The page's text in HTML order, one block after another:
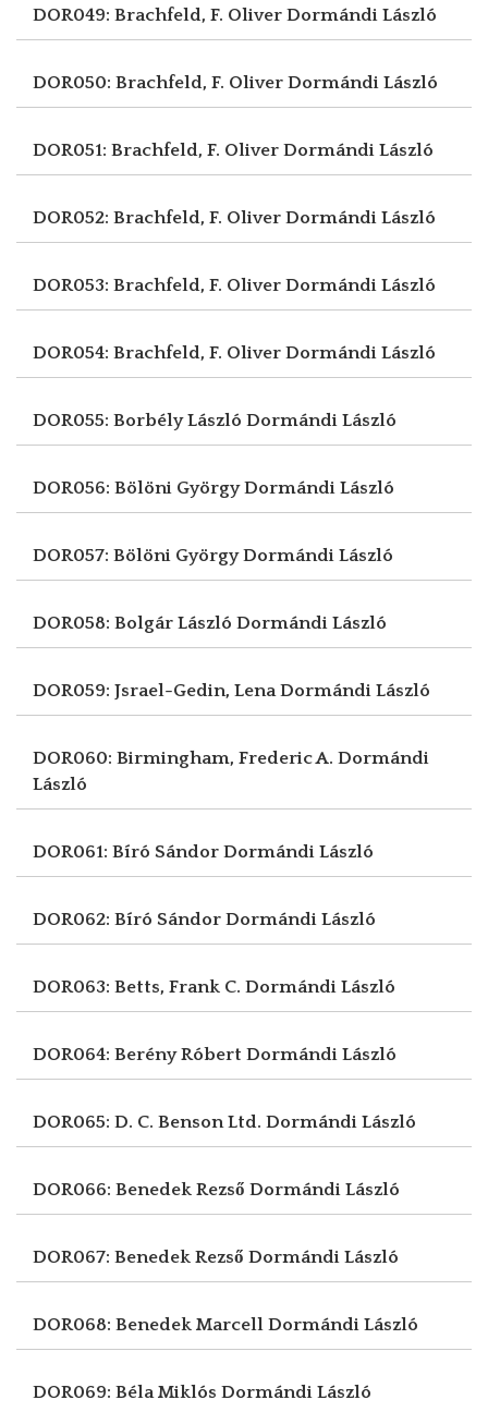
DOR049: Brachfeld, F. Oliver Dormándi László
DOR050: Brachfeld, F. Oliver Dormándi László
DOR051: Brachfeld, F. Oliver Dormándi László
DOR052: Brachfeld, F. Oliver Dormándi László
DOR053: Brachfeld, F. Oliver Dormándi László
DOR054: Brachfeld, F. Oliver Dormándi László
DOR055: Borbély László Dormándi László
DOR056: Bölöni GyörgyDormándi László
DOR057: Bölöni GyörgyDormándi László
DOR058: Bolgár László Dormándi László
DOR059: Jsrael-Gedin, LenaDormándi László
DOR060: Birmingham, Frederic A. Dormándi
László
DOR061: Bíró Sándor Dormándi László
DOR062: Bíró Sándor Dormándi László
DOR063: Betts, Frank C. Dormándi László
DOR064: Berény Róbert Dormándi László
DOR065: D. C. Benson Ltd. Dormándi László
DOR066: Benedek Rezső Dormándi László
DOR067: Benedek Rezső Dormándi László
DOR068: Benedek Marcell Dormándi László
DOR069: Béla Miklós Dormándi László